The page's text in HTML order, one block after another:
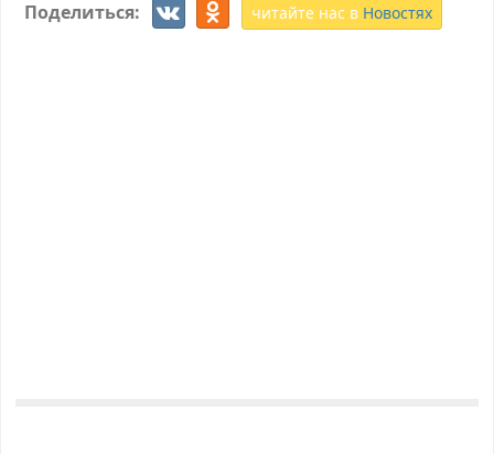
Поделиться: читайте нас в Новостях